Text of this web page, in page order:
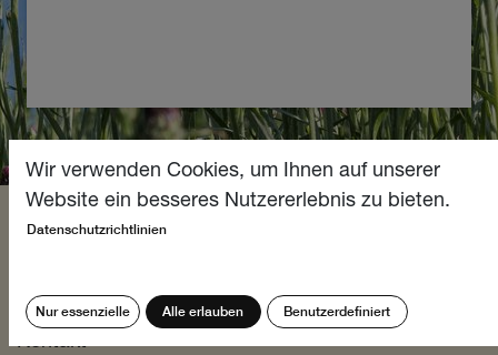
Kontakt
Bistro
Kontakt
Wir verwenden Cookies, um Ihnen auf unserer
Website ein besseres Nutzererlebnis zu bieten.
Datenschutzrichtlinien
Nur essenzielle Alle erlauben Benutzerdefiniert